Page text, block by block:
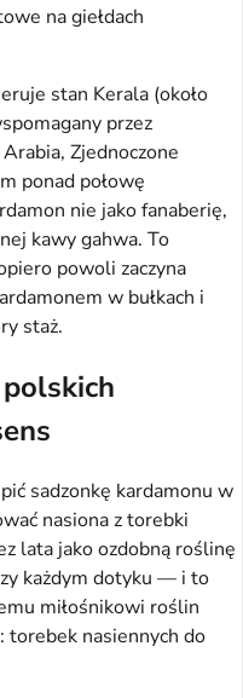
na giełdach
stan Kerala (około
przez
Zjednoczone
ponad połowę
nie jako fanaberię,
kawy gahwa. To
powoli zaczyna
w bułkach i
staż.
sadzonkę kardamonu w
nasiona z torebki
lata jako ozdobną roślinę
każdym dotyku — i to
miłośnikowi roślin
torebek nasiennych do